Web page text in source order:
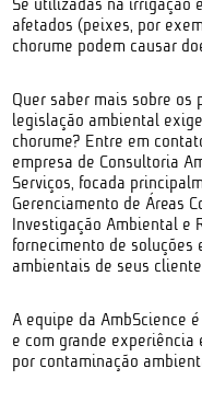
Se utilizadas na irrigação
afetados (peixes, por
chorume podem causar
Quer saber mais sobre
legislação ambiental
chorume? Entre em
empresa de Consultoria
Serviços, focada
Gerenciamento de Áreas
Investigação Ambiental e
fornecimento de soluções
ambientais de seus
A equipe da AmbScience
e com grande
por contaminação